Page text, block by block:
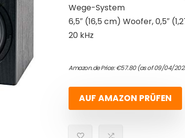
Wege-System
6,5″ (16,5 cm) Woofer, 0,5″
20 kHz
Amazon.de Price:€57.80(as of 09/04/
AUF AMAZON PRÜFEN